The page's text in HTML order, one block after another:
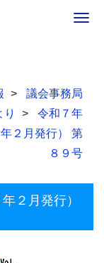
議会事務局
令和７年
２月発行） 第
８９号
２月発行）